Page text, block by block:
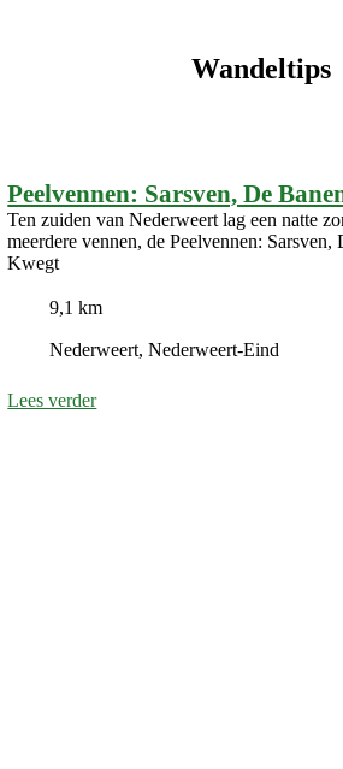
Wandeltips
Peelvennen: Sarsven, De
Ten zuiden van Nederweert lag een natte
meerdere vennen, de Peelvennen: Sarsven,
Kwegt
9,1 km
Nederweert, Nederweert-Eind
Lees verder